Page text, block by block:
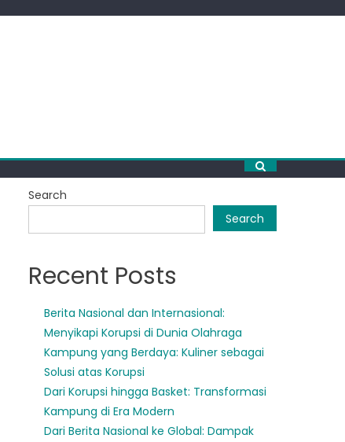
Search
Search
Recent Posts
Berita Nasional dan Internasional:
Menyikapi Korupsi di Dunia Olahraga
Kampung yang Berdaya: Kuliner sebagai
Solusi atas Korupsi
Dari Korupsi hingga Basket: Transformasi
Kampung di Era Modern
Dari Berita Nasional ke Global: Dampak